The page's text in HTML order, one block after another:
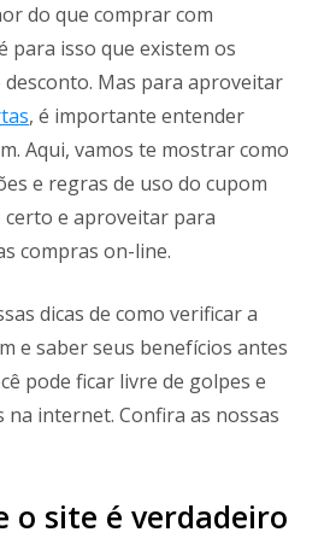
do que comprar com
para isso que existem os
Mas para aproveitar
, é importante entender
Aqui, vamos te mostrar como
e regras de uso do cupom
e aproveitar para
compras on-line.
dicas de como verificar a
e saber seus benefícios antes
pode ficar livre de golpes e
na internet. Confira as nossas
o site é verdadeiro